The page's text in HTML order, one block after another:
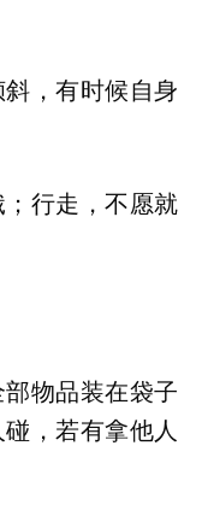
，有时候自身
行走，不愿就
物品装在袋子
，若有拿他人